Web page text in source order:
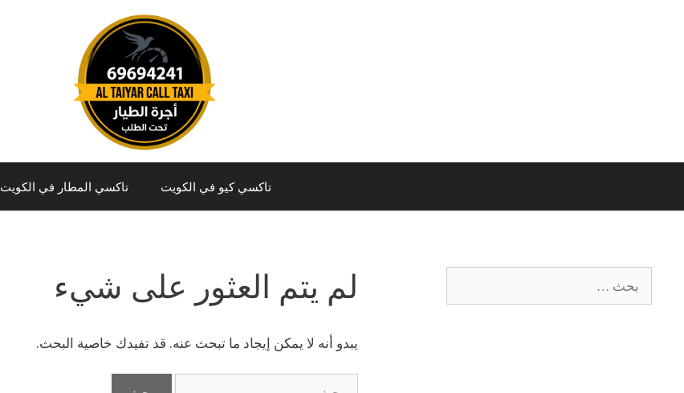
تاكسي كيو في الكويت تاكسي المطار في الكويت
لم يتم العثور على شيء
يبدو أنه لا يمكن إيجاد ما تبحث عنه. قد تفيدك خاصية البحث.